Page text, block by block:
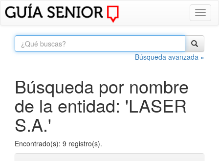
Búsqueda avanzada »
Búsqueda por nombre
de la entidad: 'LASER
S.A.'
Encontrado(s): 9 registro(s).